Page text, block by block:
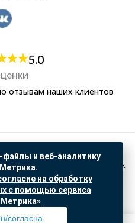
5.0
отзывам наших клиентов
данных
Яндекс Метрика
Предложение не является публичной
на сайте ознакомительные
вSO.USE
и веб-аналитику
на обработку
с помощью сервиса
согласна